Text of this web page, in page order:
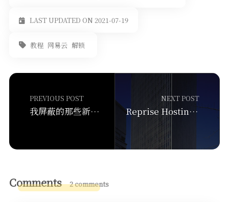
LAST UPDATED ON 2021-07-19
教程 网易云 解锁
PREVIOUS POST
我屏蔽的那些新闻网站
NEXT POST
Reprise Hosting西雅图7折28刀12核独立服务器评测
Comments 2 comments